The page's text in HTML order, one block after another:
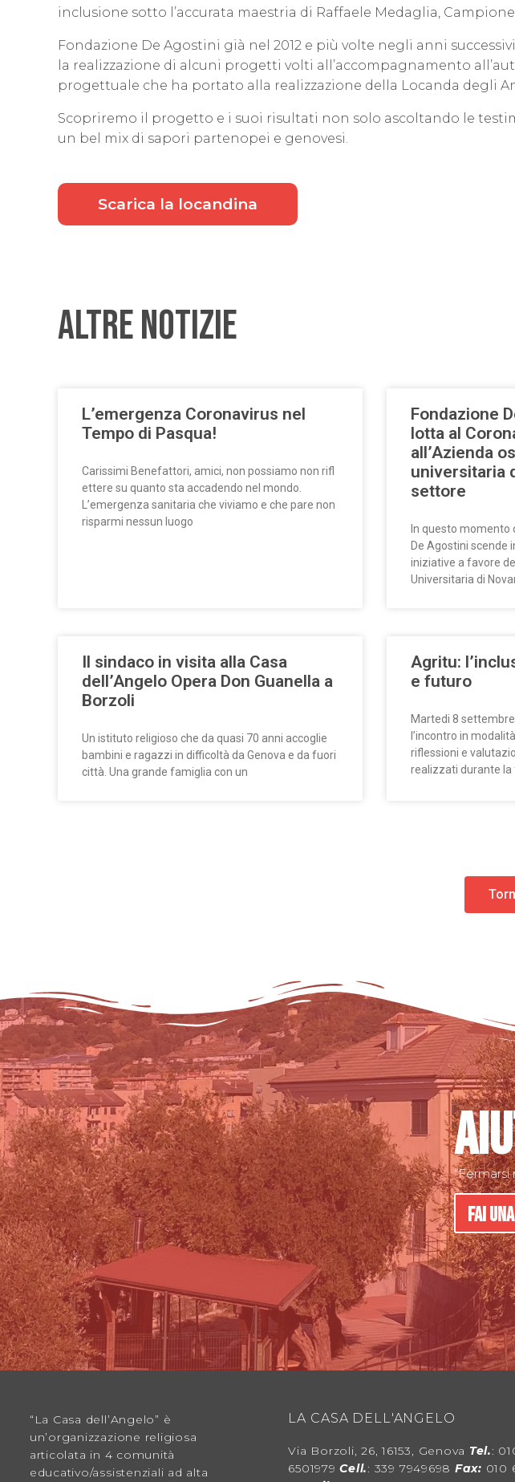
inclusione sotto l’accurata maestria di Raffaele Medaglia,
Fondazione De Agostini già nel 2012 e più volte negli anni
la realizzazione di alcuni progetti volti all’accompagnamento
progettuale che ha portato alla realizzazione della Locanda degli
Scopriremo il progetto e i suoi risultati non solo ascoltando le
un bel mix di sapori partenopei e genovesi.
Scarica la locandina
Altre Notizie
L’emergenza Coronavirus nel
Tempo di Pasqua!
Carissimi Benefattori, amici, non possiamo non rifl
ettere su quanto sta accadendo nel mondo.
L’emergenza sanitaria che viviamo e che pare non
risparmi nessun luogo
Fondazione
lotta al
all’Azienda
universitaria
settore
In questo momento
De Agostini scende
iniziative a favore
Universitaria di
Il sindaco in visita alla Casa
dell’Angelo Opera Don Guanella a
Borzoli
Un istituto religioso che da quasi 70 anni accoglie
bambini e ragazzi in difficoltà da Genova e da fuori
città. Una grande famiglia con un
Agritu:
e futuro
Martedi 8
l’incontro in
riflessioni e
realizzati durante
Fai
“La Casa dell’Angelo” è
un’organizzazione religiosa
articolata in 4 comunità
educativo/assistenziali ad alta
LA CASA DELL'ANGELO
Via Borzoli, 26, 16153, Genova Tel.:
6501979Cell.: 339 7949698 Fax: 010